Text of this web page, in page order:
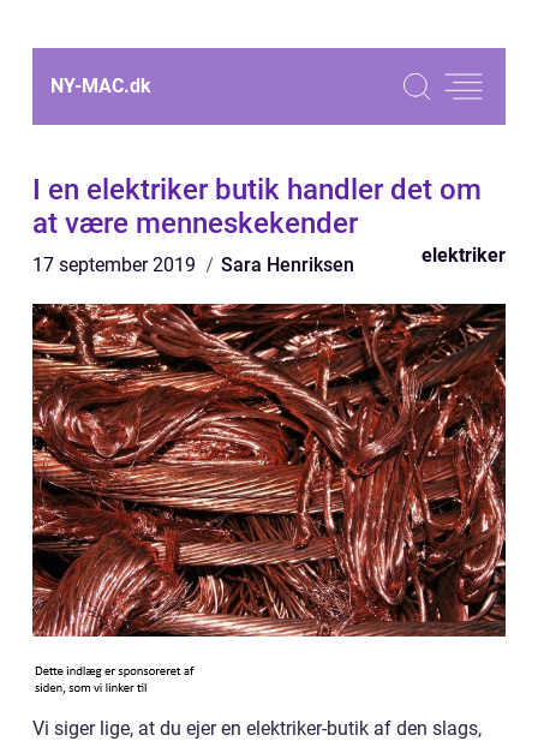
NY-MAC.dk
I en elektriker butik handler det om
at være menneskekender
17 september 2019 Sara Henriksen elektriker
Vi siger lige, at du ejer en elektriker-butik af den slags,